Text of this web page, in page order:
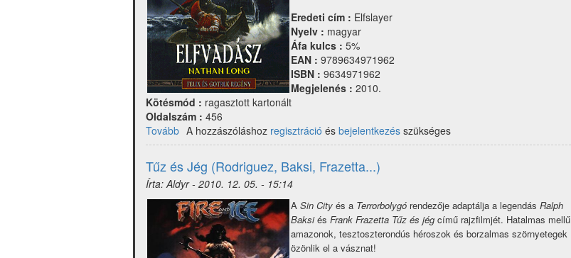
Eredeti cím : Elfslayer
Nyelv : magyar
Áfa kulcs : 5%
EAN : 9789634971962
ISBN : 9634971962
Megjelenés : 2010.
Kötésmód : ragasztott kartonált
Oldalszám : 456
Tovább (Warhammer
-
Elfvadász)
A hozzászóláshoz regisztráció és bejelentkezés szükséges
Tűz és Jég (Rodriguez, Baksi, Frazetta...)
Írta:Aldyr- 2010. 12. 05. - 15:14
A Sin City és a Terrorbolygó rendezője adaptálja a legendás Ralph
Baksiés Frank Frazetta Tűz és jég című rajzfilmjét. Hatalmas mellű
amazonok, tesztoszterondús héroszok és borzalmas szörnyetegek
özönlik el a vásznat!